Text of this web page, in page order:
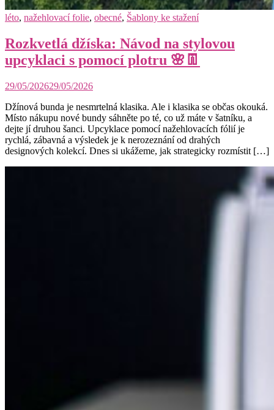
léto, nažehlovací folie, obecné, Šablony ke stažení
Rozkvetlá džíska: Návod na stylovou
upcyklaci s pomocí plotru 🌸👖
29/05/202629/05/2026
Džínová bunda je nesmrtelná klasika. Ale i klasika se občas okouká.
Místo nákupu nové bundy sáhněte po té, co už máte v šatníku, a
dejte jí druhou šanci. Upcyklace pomocí nažehlovacích fólií je
rychlá, zábavná a výsledek je k nerozeznání od drahých
designových kolekcí. Dnes si ukážeme, jak strategicky rozmístit […]